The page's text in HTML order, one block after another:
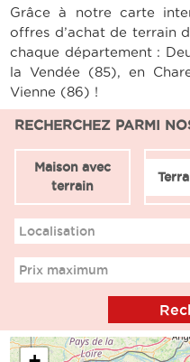
Grâce à notre carte
offres d’achat de terrain
chaque département :
la Vendée (85), en
Vienne (86) !
RECHERCHEZ PARMI
Maison avec
terrain
Localisation
Prix maximum